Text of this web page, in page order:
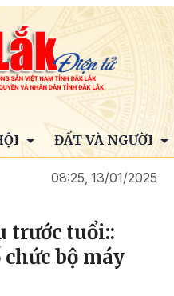
ĐẤT VÀ NGƯỜI
08:25, 13/01/2025
trước tuổi::
bộ máy